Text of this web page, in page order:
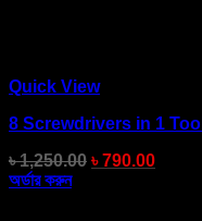
Quick View
8 Screwdrivers in 1 Tool
৳1,250.00 ৳790.00
অর্ডার করুন